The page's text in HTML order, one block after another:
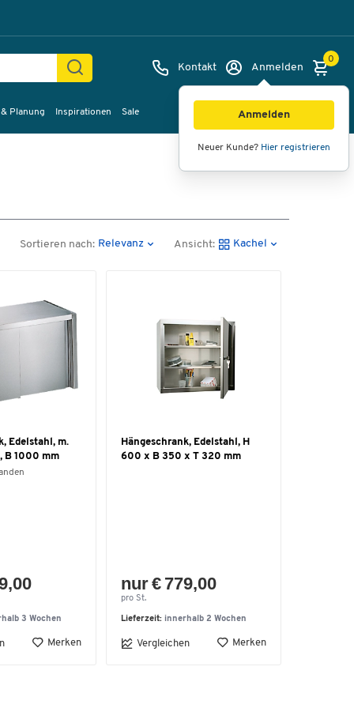
Kontakt Anmelden
Anmelden
Neuer Kunde? Hier registrieren
0
Planung Inspirationen Sale
Sortieren nach: Relevanz Ansicht: Kachel
Edelstahl, m.
B 1000 mm
3 Wochen
Merken
Hängeschrank, Edelstahl, H
600 x B 350 x T 320 mm
nur € 779,00
pro St.
Lieferzeit: innerhalb 2 Wochen
Vergleichen Merken